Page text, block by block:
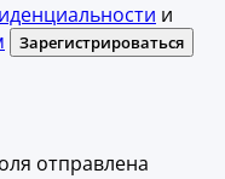
и
Зарегистрироваться
отправлена